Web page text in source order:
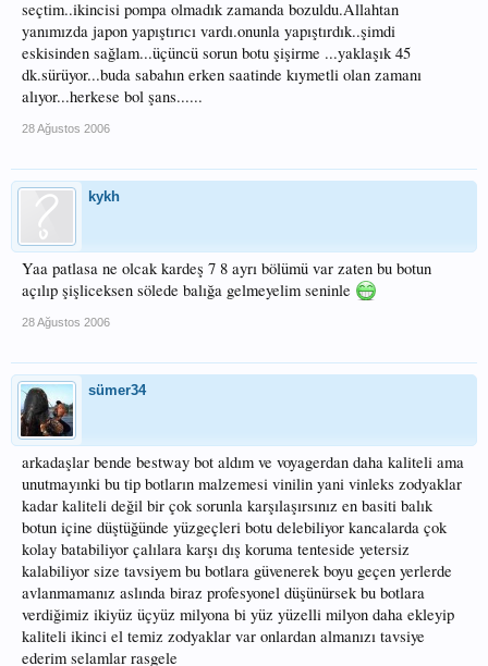
seçtim..ikincisi pompa olmadık zamanda bozuldu.Allahtan
yanımızda japon yapıştırıcı vardı.onunla yapıştırdık..şimdi
eskisinden sağlam...üçüncü sorun botu şişirme ...yaklaşık 45
dk.sürüyor...buda sabahın erken saatinde kıymetli olan zamanı
alıyor...herkese bol şans......
28 Ağustos 2006
kykh
Yaa patlasa ne olcak kardeş 7 8 ayrı bölümü var zaten bu botun
açılıp şişliceksen sölede balığa gelmeyelim seninle
28 Ağustos 2006
sümer34
arkadaşlar bende bestway bot aldım ve voyagerdan daha kaliteli ama
unutmayınki bu tip botların malzemesi vinilin yani vinleks zodyaklar
kadar kaliteli değil bir çok sorunla karşılaşırsınız en basiti balık
botun içine düştüğünde yüzgeçleri botu delebiliyor kancalarda çok
kolay batabiliyor çalılara karşı dış koruma tenteside yetersiz
kalabiliyor size tavsiyem bu botlara güvenerek boyu geçen yerlerde
avlanmamanız aslında biraz profesyonel düşünürsek bu botlara
verdiğimiz ikiyüz üçyüz milyona bi yüz yüzelli milyon daha ekleyip
kaliteli ikinci el temiz zodyaklar var onlardan almanızı tavsiye
ederim selamlar rasgele